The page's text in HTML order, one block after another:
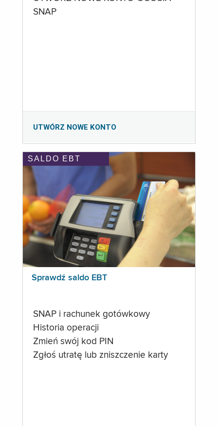
SNAP
UTWÓRZ NOWE KONTO
SALDO EBT
Sprawdź saldo EBT
SNAP i rachunek gotówkowy
Historia operacji
Zmień swój kod PIN
Zgłoś utratę lub zniszczenie karty